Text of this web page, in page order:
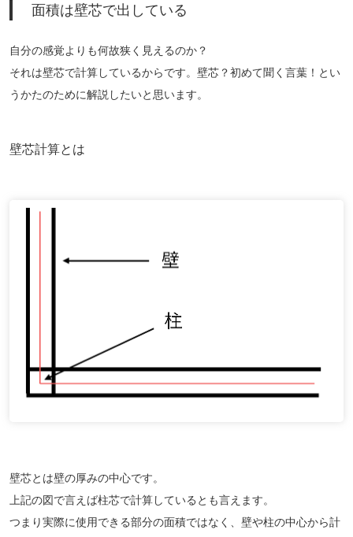
面積は壁芯で出している
自分の感覚よりも何故狭く見えるのか？
それは壁芯で計算しているからです。壁芯？初めて聞く言葉！とい
うかたのために解説したいと思います。
壁芯計算とは
壁芯とは壁の厚みの中心です。
上記の図で言えば柱芯で計算しているとも言えます。
つまり実際に使用できる部分の面積ではなく、壁や柱の中心から計